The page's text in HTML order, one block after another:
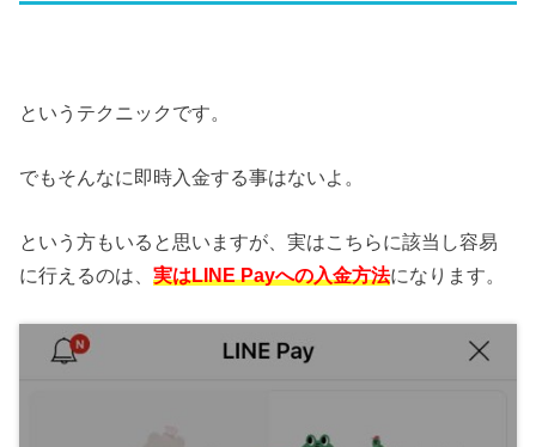
というテクニックです。
でもそんなに即時入金する事はないよ。
という方もいると思いますが、実はこちらに該当し容易
に行えるのは、実はLINE Payへの入金方法になります。